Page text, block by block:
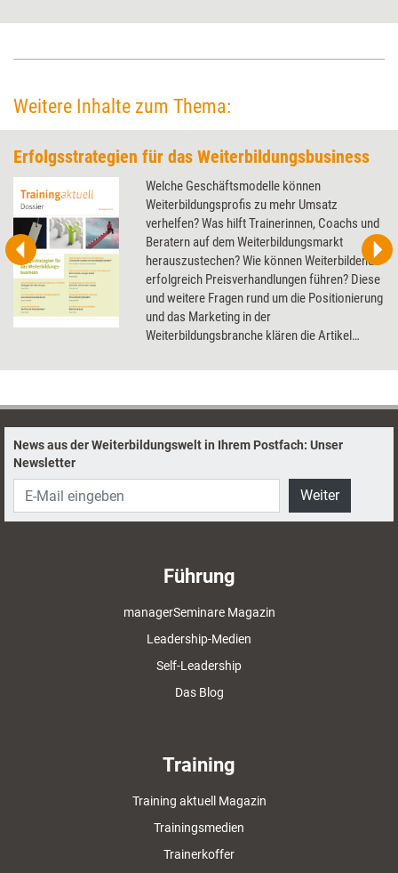
Weitere Inhalte zum Thema:
Erfolgsstrategien für das Weiterbildungsbusiness
Welche Geschäftsmodelle können
Weiterbildungsprofis zu mehr Umsatz
verhelfen? Was hilft Trainerinnen, Coachs und
Beratern auf dem Weiterbildungsmarkt
herauszustechen? Wie können Weiterbildende
erfolgreich Preisverhandlungen führen? Diese
und weitere Fragen rund um die Positionierung
und das Marketing in der
Weiterbildungsbranche klären die Artikel
News aus der Weiterbildungswelt in Ihrem Postfach: Unser
Newsletter
Weiter
Führung
managerSeminare Magazin
Leadership-Medien
Self-Leadership
Das Blog
Training
Training aktuell Magazin
Trainingsmedien
Trainerkoffer